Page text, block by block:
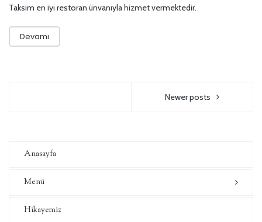
Taksim en iyi restoran ünvanıyla hizmet vermektedir.
Devamı
Newer posts
Anasayfa
Menü
Hikayemiz